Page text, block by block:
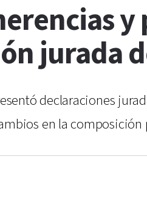
y
jurada
declaraciones
en la